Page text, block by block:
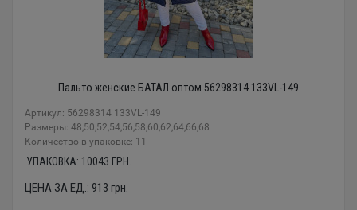
Пальто женские БАТАЛ оптом 56298314 133VL-149
Артикул: 56298314 133VL-149
Размеры: 48,50,52,54,56,58,60,62,64,66,68
Количество в упаковке: 11
УПАКОВКА: 10043 ГРН.
ЦЕНА ЗА ЕД.: 913 грн.